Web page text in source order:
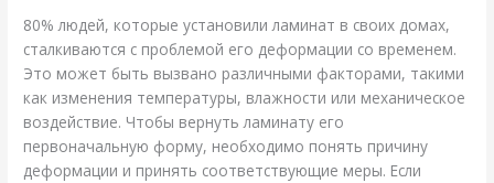
80% людей, которые установили ламинат в своих домах,
сталкиваются с проблемой его деформации со временем.
Это может быть вызвано различными факторами, такими
как изменения температуры, влажности или механическое
воздействие. Чтобы вернуть ламинату его
первоначальную форму, необходимо понять причину
деформации и принять соответствующие меры. Если